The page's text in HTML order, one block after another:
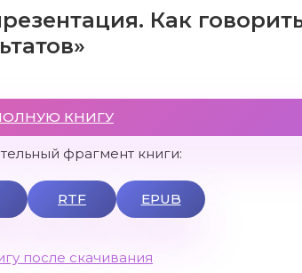
Как
КНИГУ
фрагмент книги:
RTF EPUB
после скачивания